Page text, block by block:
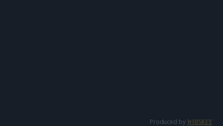
Produced by WHISKEY